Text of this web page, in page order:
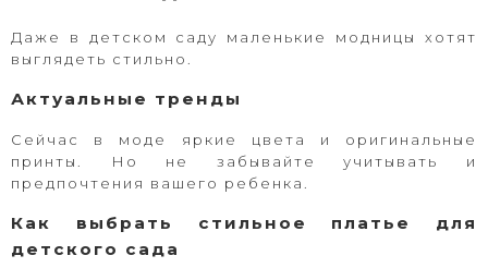
Даже в детском саду маленькие модницы хотят
выглядеть стильно.
Актуальные тренды
Сейчас в моде яркие цвета и оригинальные
принты. Но не забывайте учитывать и
предпочтения вашего ребенка.
Как выбрать стильное платье для
детского сада